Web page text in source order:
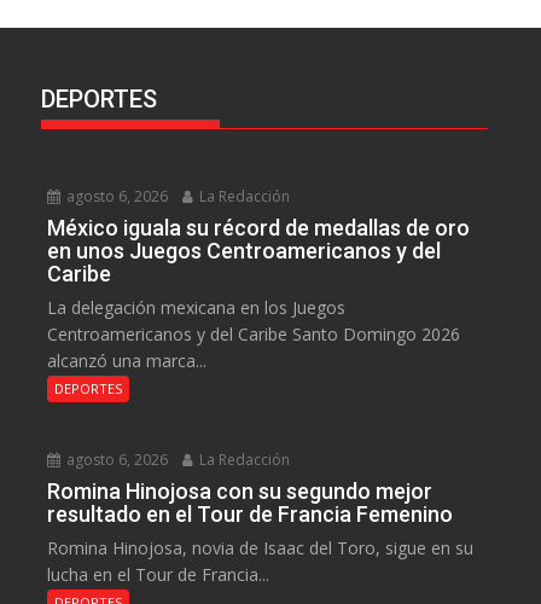
DEPORTES
agosto 6, 2026 La Redacción
México iguala su récord de medallas de oro
en unos Juegos Centroamericanos y del
Caribe
La delegación mexicana en los Juegos
Centroamericanos y del Caribe Santo Domingo 2026
alcanzó una marca...
DEPORTES
agosto 6, 2026 La Redacción
Romina Hinojosa con su segundo mejor
resultado en el Tour de Francia Femenino
Romina Hinojosa, novia de Isaac del Toro, sigue en su
lucha en el Tour de Francia...